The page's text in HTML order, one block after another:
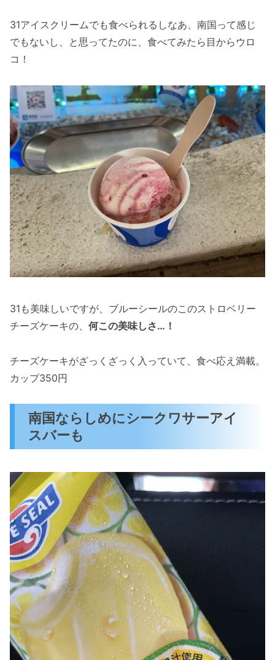
31アイスクリームでも食べられるしなあ、南国って感じ
でもないし、と思ってたのに、食べてみたら目からウロ
コ！
31も美味しいですが、ブルーシールのこのストロベリー
チーズケーキの、 何この美味しさ…！
チーズケーキがざっくざっく入っていて、食べ応え満載。
カップ350円
南国ならしめにシークワサーアイ
スバーも